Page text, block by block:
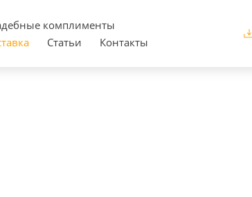
комплименты
Статьи Контакты